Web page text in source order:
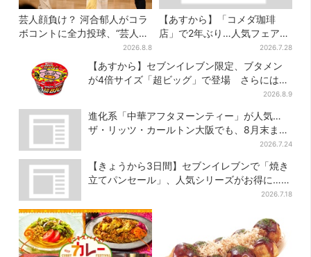
芸人顔負け？ 河合郁人がコラ
ボコントに全力投球、“芸人も
恥ずかしくてやらない”ギャグ
にも挑戦
2026.8.8
【あすから】「コメダ珈琲
店」で2年ぶり…人気フェアが
復活！“ハワイ旅行が当た
る”キャンペーンも
2026.7.28
【あすから】セブンイレブン限定、ブタメン
が4倍サイズ「超ビッグ」で登場 さらには
2026.8.9
進化系「中華アフタヌーンティー」が人気…
ザ・リッツ・カールトン大阪でも、8月末まで
2026.7.24
【きょうから3日間】セブンイレブンで「焼き
立てパンセール」、人気シリーズがお得に…チ
2026.7.18